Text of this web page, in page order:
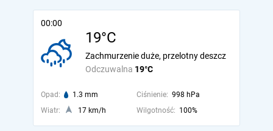
00:00
19°C
Odczuwalna 19°C
Zachmurzenie duże, przelotny deszcz
Opad: 1.3 mm Ciśnienie: 998 hPa
Wiatr:
17 km/h Wilgotność: 100%